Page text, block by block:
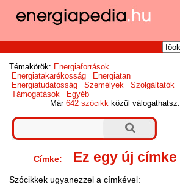
Témakörök: Energiaforrások
Energiatakarékosság
Energiatan
Energiatudatosság
Személyek
Szolgáltatók
Támogatások
Egyéb
Már642 szócikk közül válogathatsz.
Címke: Ez egy új címke
Szócikkek ugyanezzel a címkével: